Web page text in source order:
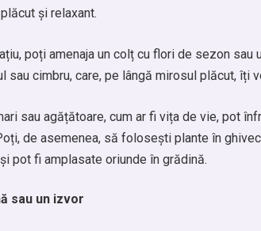
și relaxant.
poți amenaja un colț cu flori de sezon sau
sau cimbru, care, pe lângă mirosul plăcut, îți
sau agățătoare, cum ar fi vița de vie, pot
de asemenea, să folosești plante în
pot fi amplasate oriunde în grădină.
sau un izvor